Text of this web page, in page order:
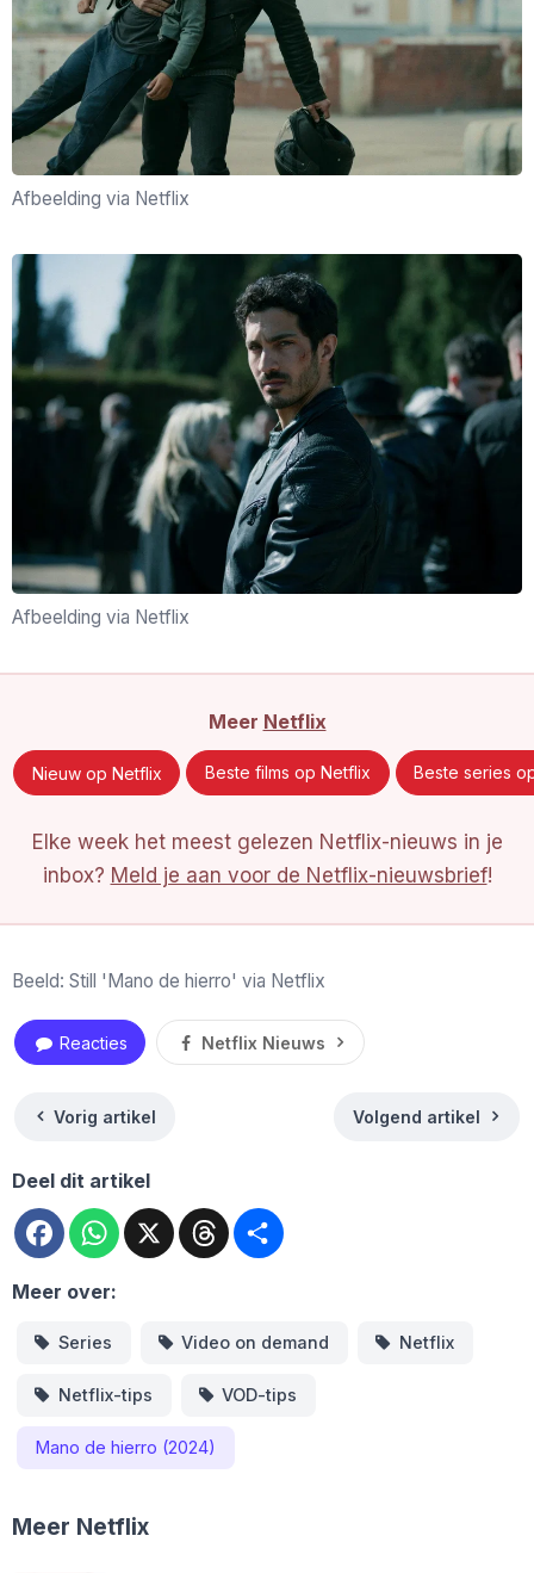
Afbeelding via Netflix
Afbeelding via Netflix
Meer Netflix
Nieuw op Netflix Beste films op Netflix Beste series
Elke week het meest gelezen Netflix-nieuws in je
inbox? Meld je aan voor de Netflix-nieuwsbrief!
Beeld: Still 'Mano de hierro' via Netflix
Reacties Netflix Nieuws
Vorig artikel Volgend artikel
Deel dit artikel
FacebookWhatsApp
X Threads
Meer over:
Series Video on demand Netflix
Netflix-tips VOD-tips
Mano de hierro (2024)
Meer Netflix